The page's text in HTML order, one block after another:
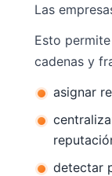
Las
Esto
cadenas y
asignar
detectar